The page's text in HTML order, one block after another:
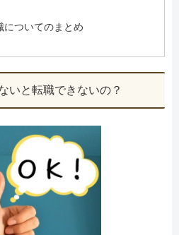
についてのまとめ
いと転職できないの？